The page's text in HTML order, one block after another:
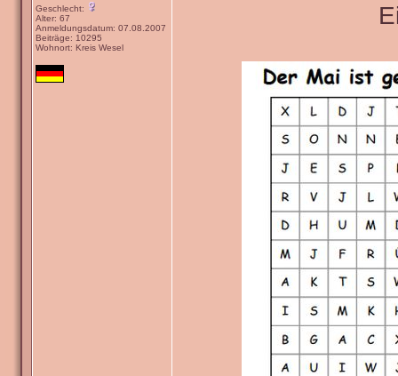
Geschlecht:
Alter: 67
Anmeldungsdatum: 07.08.2007
Beiträge: 10295
Wohnort: Kreis Wesel